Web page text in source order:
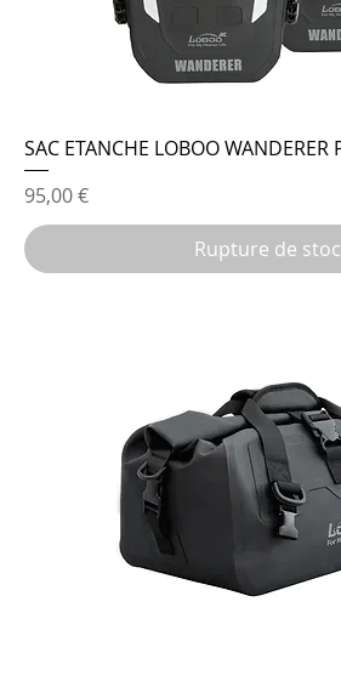
SAC ETANCHE LOBOO WANDERER
Prix
95,00 €
Rupture de